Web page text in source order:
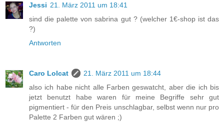
Jessi 21. März 2011 um 18:41
sind die palette von sabrina gut ? (welcher 1€-shop ist das
?)
Antworten
Caro Lolcat
21. März 2011 um 18:44
also ich habe nicht alle Farben geswatcht, aber die ich bis
jetzt benutzt habe waren für meine Begriffe sehr gut
pigmentiert - für den Preis unschlagbar, selbst wenn nur pro
Palette 2 Farben gut wären ;)